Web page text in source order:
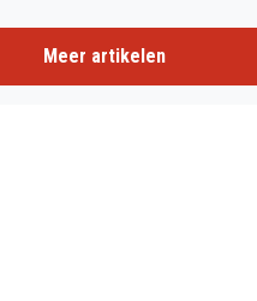
Meer artikelen